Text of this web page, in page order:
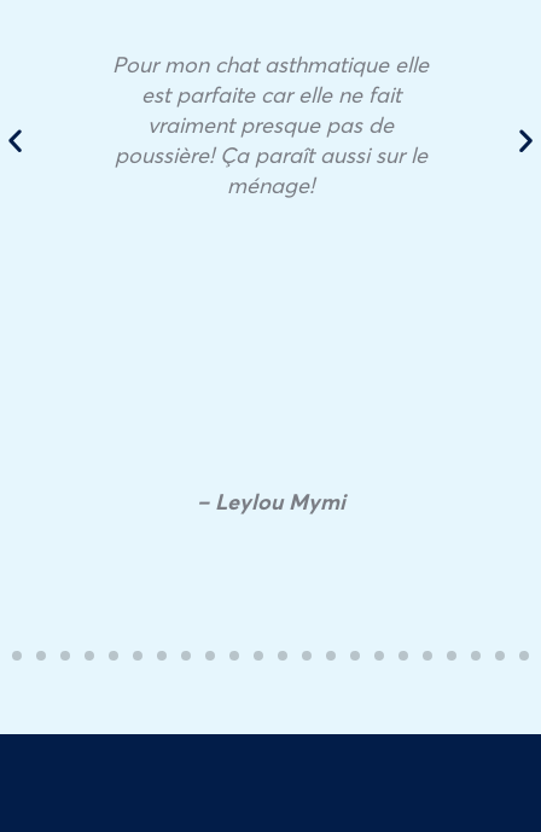
Pour mon chat asthmatique elle
est parfaite car elle ne fait
vraiment presque pas de
poussière! Ça paraît aussi sur le
ménage!
– Leylou Mymi